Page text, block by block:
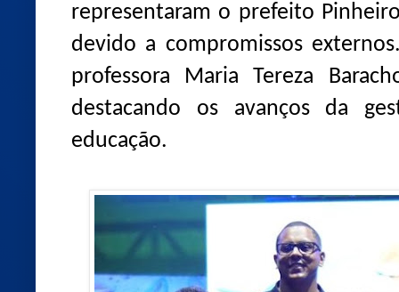
representaram o prefeito
devido a compromissos
professora Maria Tereza
destacando os avanços da
educação.